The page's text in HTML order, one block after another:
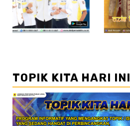
TOPIK KITA HARI INI